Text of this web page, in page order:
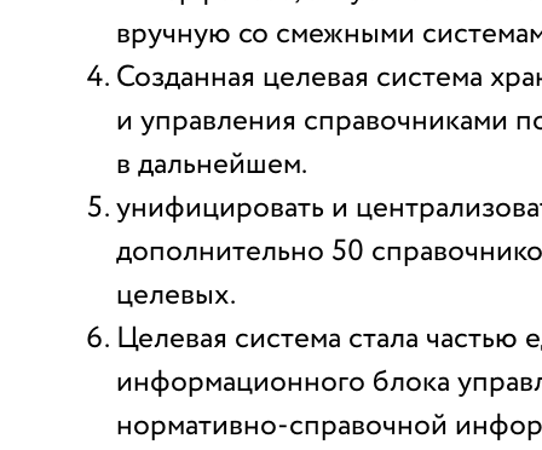
вручную со смежными
Созданная целевая система
и управления справочниками
в дальнейшем.
унифицировать и
дополнительно 50
целевых.
Целевая система стала частью
информационного блока
нормативно-справочной